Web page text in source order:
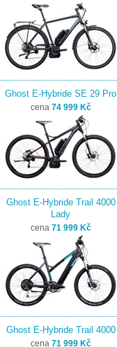
Ghost E-Hybride SE 29 Pro
cena 74 999 Kč
Ghost E-Hybride Trail 4000
Lady
cena 71 999 Kč
Ghost E-Hybride Trail 4000
cena 71 999 Kč